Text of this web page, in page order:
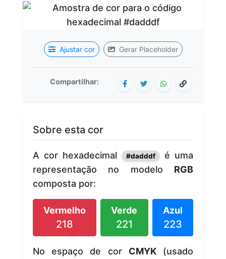
Ajustar cor Gerar Placeholder
Compartilhar:
Sobre esta cor
A cor hexadecimal #dadddf
é uma
representação no modelo RGB
composta por:
Vermelho
218
Verde
221
Azul
223
No espaço de cor CMYK(usado